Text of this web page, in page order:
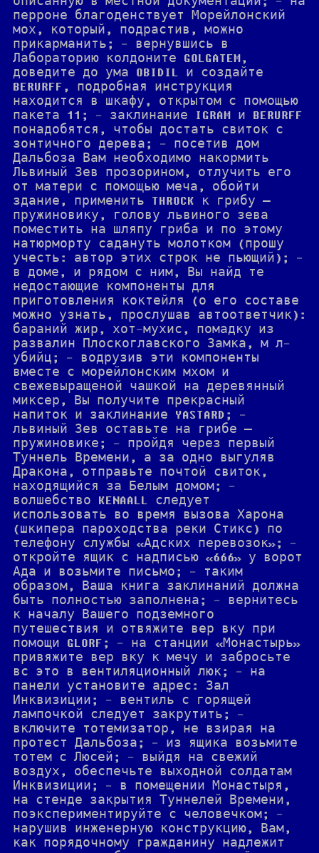
перроне благоденствует Морейлонский
мох, который, подрастив, можно
прикарманить; - вернувшись в
Лабораторию колдоните GOLGATEM,
доведите до ума OBIDIL и создайте
BERURFF, подробная инструкция
находится в шкафу, открытом с помощью
пакета 11; - заклинание IGRAM и BERURFF
понадобятся, чтобы достать свиток с
зонтичного дерева; - посетив дом
Дальбоза Вам необходимо накормить
Львиный Зев прозорином, отлучить его
от матери с помощью меча, обойти
здание, применить THROCK к грибу —
пружиновику, голову львиного зева
поместить на шляпу гриба и по этому
натюрморту садануть молотком (прошу
учесть: автор этих строк не пьющий); -
в доме, и рядом с ним, Вы найд те
недостающие компоненты для
приготовления коктейля (о его составе
можно узнать, прослушав автоответчик):
бараний жир, хот-мухис, помадку из
развалин Плоскоглавского Замка, м л-
убийц; - водрузив эти компоненты
вместе с морейлонским мхом и
свежевыращеной чашкой на деревянный
миксер, Вы получите прекрасный
напиток и заклинание YASTARD; -
львиный Зев оставьте на грибе —
пружиновике; - пройдя через первый
Туннель Времени, а за одно выгуляв
Дракона, отправьте почтой свиток,
находящийся за Белым домом; -
волшебство KENAALL следует
использовать во время вызова Харона
(шкипера пароходства реки Стикс) по
телефону службы «Адских перевозок»; -
откройте ящик с надписью «666» у ворот
Ада и возьмите письмо; - таким
образом, Ваша книга заклинаний должна
быть полностью заполнена; - вернитесь
к началу Вашего подземного
путешествия и отвяжите вер вку при
помощи GLORF; - на станции «Монастырь»
привяжите вер вку к мечу и забросьте
вс это в вентиляционный люк; - на
панели установите адрес: Зал
Инквизиции; - вентиль с горящей
лампочкой следует закрутить; -
включите тотемизатор, не взирая на
протест Дальбоза; - из ящика возьмите
тотем с Люсей; - выйдя на свежий
воздух, обеспечьте выходной солдатам
Инквизиции; - в помещении Монастыря,
на стенде закрытия Туннелей Времени,
поэкспериментируйте с человечком; -
нарушив инженерную конструкцию, Вам,
как порядочному гражданину надлежит